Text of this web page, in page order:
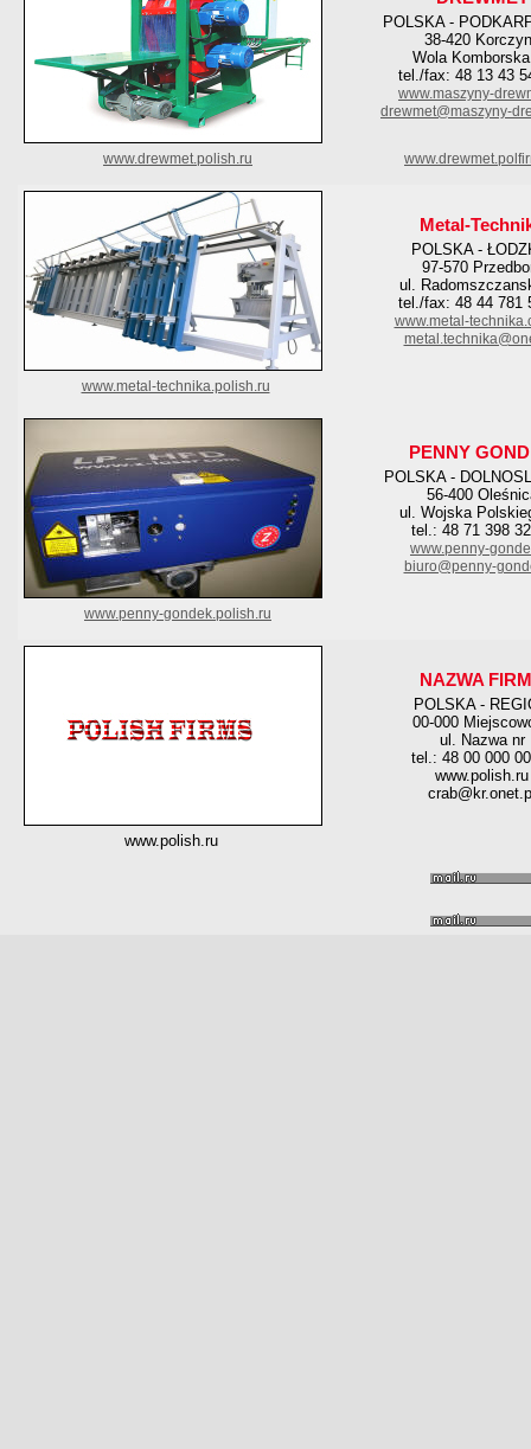
POLSKA -
38-420
Wola
tel./fax: 48 13 43
www.maszyny-
drewmet@maszyny-
www.drewmet.polish.ru
Metal-
POLSKA -
97-570
ul.
tel./fax: 48 44 781
www.metal-
www.metal-technika.polish.ru
PENNY
POLSKA -
56-400
ul. Wojska
tel.: 48 71 398
www.penny-
biuro@penny-
www.penny-gondek.polish.ru
NAZWA
POLSKA -
00-000
ul. Nazwa nr
tel.: 48 00 000
www.polish.ru
www.polish.ru